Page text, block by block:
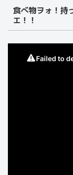
食べ物ヲォ！持
エ！！